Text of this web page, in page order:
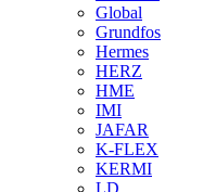
Global
Grundfos
Hermes
HERZ
HME
IMI
JAFAR
K-FLEX
KERMI
LD